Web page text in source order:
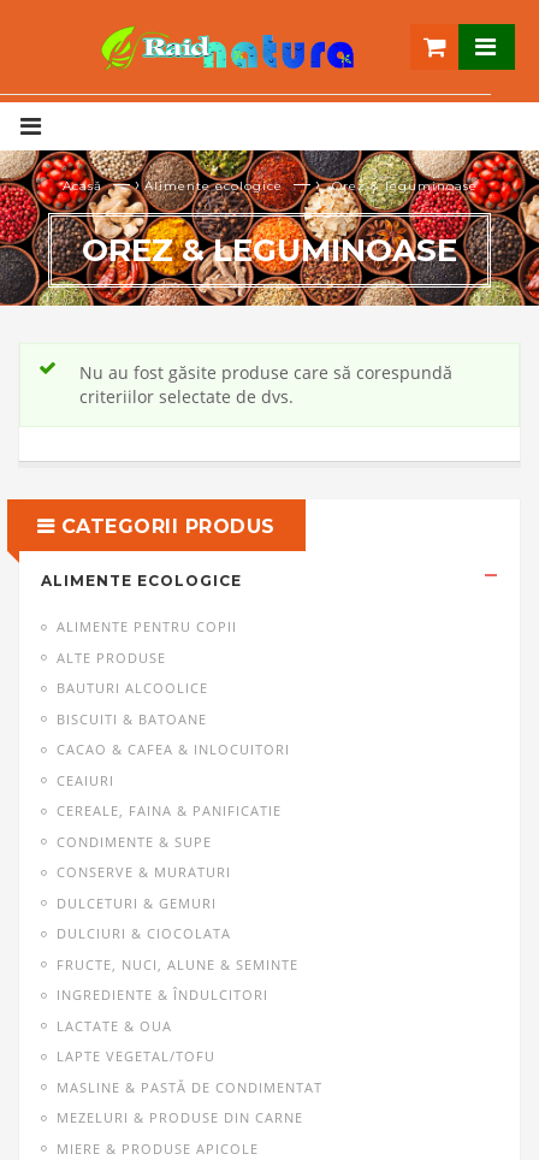
Acasă — ›Alimente ecologice — › Orez & leguminoase
OREZ & LEGUMINOASE
Nu au fost găsite produse care să corespundă
criteriilor selectate de dvs.
CATEGORII PRODUS
ALIMENTE ECOLOGICE
ALIMENTE PENTRU COPII
ALTE PRODUSE
BAUTURI ALCOOLICE
BISCUITI & BATOANE
CACAO & CAFEA & INLOCUITORI
CEAIURI
CEREALE, FAINA & PANIFICATIE
CONDIMENTE & SUPE
CONSERVE & MURATURI
DULCETURI & GEMURI
DULCIURI & CIOCOLATA
FRUCTE, NUCI, ALUNE & SEMINTE
INGREDIENTE & ÎNDULCITORI
LACTATE & OUA
LAPTE VEGETAL/TOFU
MASLINE & PASTĂ DE CONDIMENTAT
MEZELURI & PRODUSE DIN CARNE
MIERE & PRODUSE APICOLE